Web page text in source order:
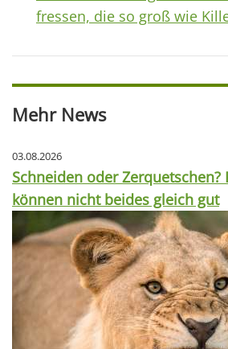
fressen, die so groß wie
Mehr News
03.08.2026
Schneiden oder Zerquetschen?
können nicht beides gleich gut